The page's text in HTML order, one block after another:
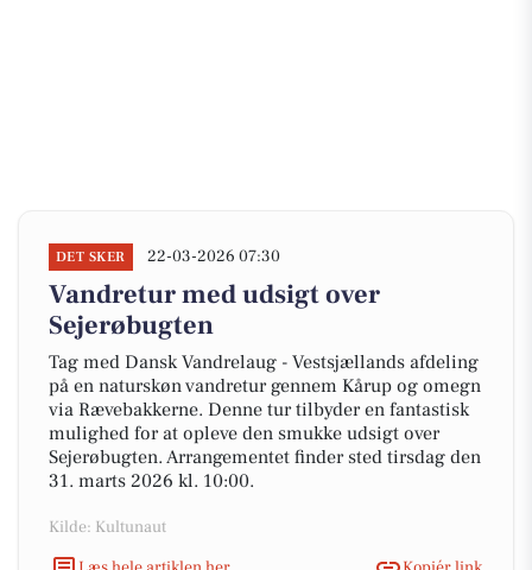
DET SKER 22-03-2026 07:30
Vandretur med udsigt over
Sejerøbugten
Tag med Dansk Vandrelaug - Vestsjællands afdeling
på en naturskøn vandretur gennem Kårup og omegn
via Rævebakkerne. Denne tur tilbyder en fantastisk
mulighed for at opleve den smukke udsigt over
Sejerøbugten. Arrangementet finder sted tirsdag den
31. marts 2026 kl. 10:00.
Kilde: Kultunaut